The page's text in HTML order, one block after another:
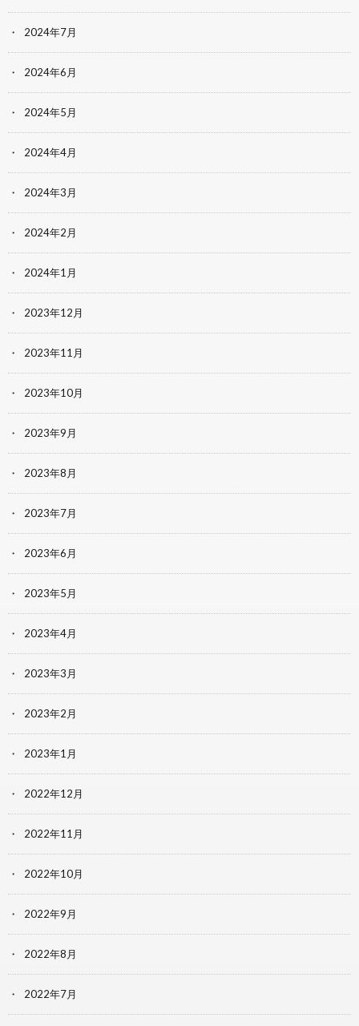
2024年7月
2024年6月
2024年5月
2024年4月
2024年3月
2024年2月
2024年1月
2023年12月
2023年11月
2023年10月
2023年9月
2023年8月
2023年7月
2023年6月
2023年5月
2023年4月
2023年3月
2023年2月
2023年1月
2022年12月
2022年11月
2022年10月
2022年9月
2022年8月
2022年7月